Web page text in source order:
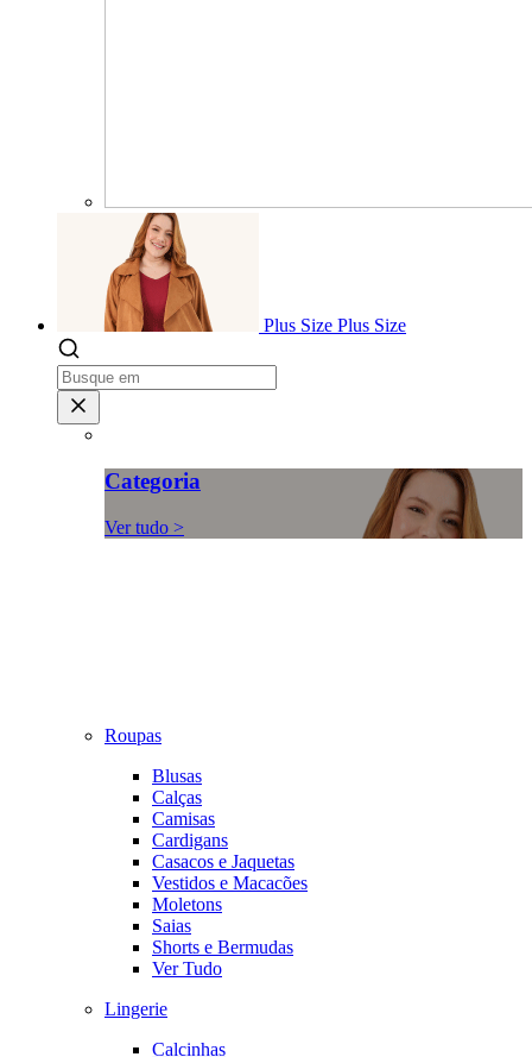
Plus Size Plus Size
Categoria
Ver tudo >
Roupas
Blusas
Calças
Camisas
Cardigans
Casacos e Jaquetas
Vestidos e Macacões
Moletons
Saias
Shorts e Bermudas
Ver Tudo
Lingerie
Calcinhas